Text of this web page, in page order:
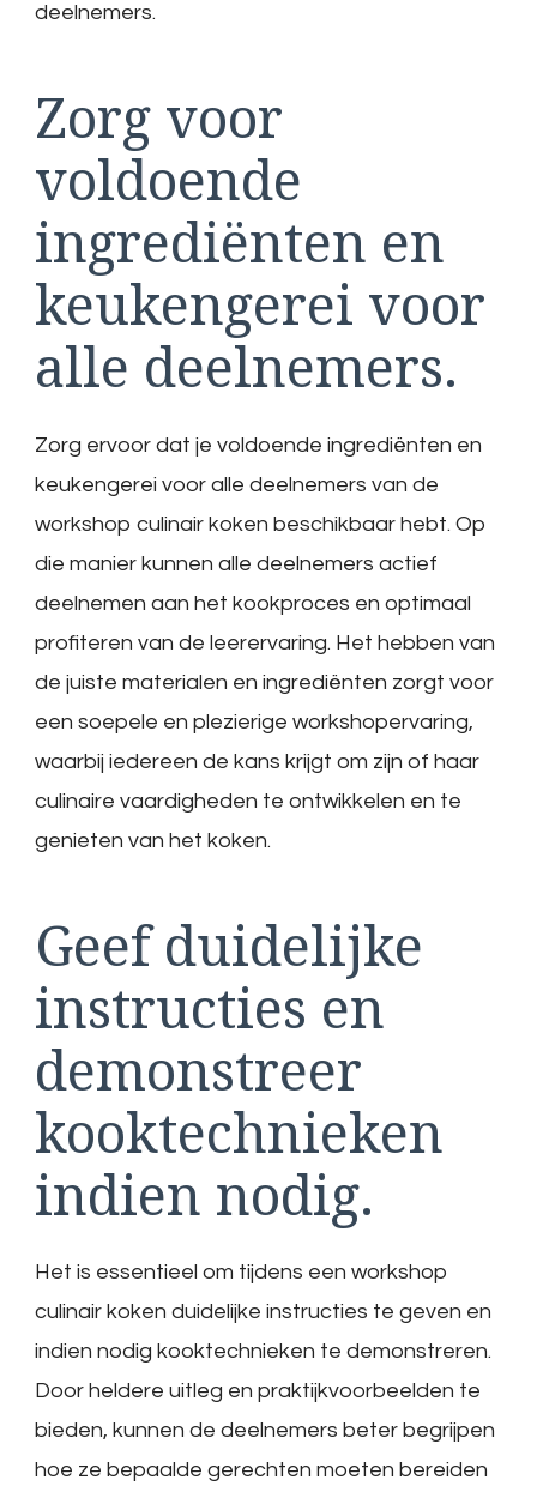
deelnemers.
Zorg voor
voldoende
ingrediënten en
keukengerei voor
alle deelnemers.
Zorg ervoor dat je voldoende ingrediënten en
keukengerei voor alle deelnemers van de
workshop culinair koken beschikbaar hebt. Op
die manier kunnen alle deelnemers actief
deelnemen aan het kookproces en optimaal
profiteren van de leerervaring. Het hebben van
de juiste materialen en ingrediënten zorgt voor
een soepele en plezierige workshopervaring,
waarbij iedereen de kans krijgt om zijn of haar
culinaire vaardigheden te ontwikkelen en te
genieten van het koken.
Geef duidelijke
instructies en
demonstreer
kooktechnieken
indien nodig.
Het is essentieel om tijdens een workshop
culinair koken duidelijke instructies te geven en
indien nodig kooktechnieken te demonstreren.
Door heldere uitleg en praktijkvoorbeelden te
bieden, kunnen de deelnemers beter begrijpen
hoe ze bepaalde gerechten moeten bereiden